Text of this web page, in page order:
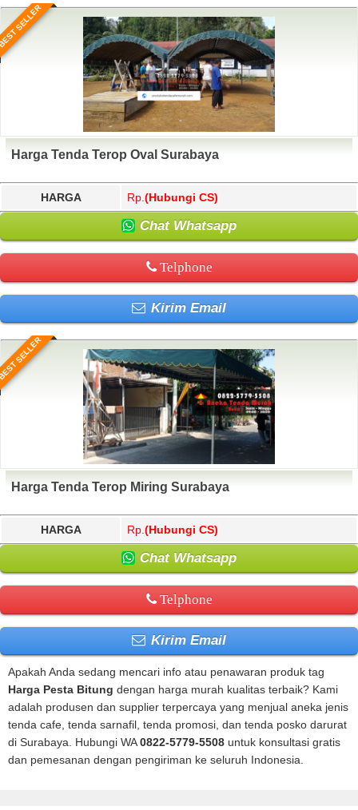
SELLER
Harga Tenda Terop Oval Surabaya
HARGA Rp. (Hubungi CS)
Chat Whatsapp
Telphone
Kirim Email
SELLER
Harga Tenda Terop Miring Surabaya
HARGA Rp. (Hubungi CS)
Chat Whatsapp
Telphone
Kirim Email
Apakah Anda sedang mencari info atau penawaran produk tag
Harga Pesta Bitung dengan harga murah kualitas terbaik? Kami
adalah produsen dan supplier terpercaya yang menjual aneka jenis
tenda cafe, tenda sarnafil, tenda promosi, dan tenda posko darurat
di Surabaya. Hubungi WA0822-5779-5508 untuk konsultasi gratis
dan pemesanan dengan pengiriman ke seluruh Indonesia.